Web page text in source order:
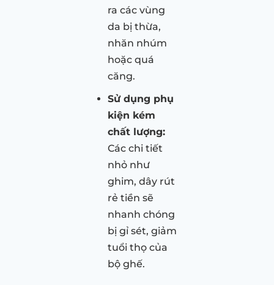
ra các vùng
da bị thừa,
nhăn nhúm
hoặc quá
căng.
Sử dụng phụ
kiện kém
chất lượng:
Các chi tiết
nhỏ như
ghim, dây rút
rẻ tiền sẽ
nhanh chóng
bị gỉ sét, giảm
tuổi thọ của
bộ ghế.